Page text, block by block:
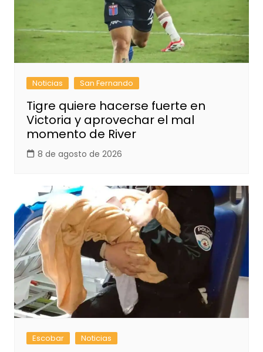
Noticias San Fernando
Tigre quiere hacerse fuerte en
Victoria y aprovechar el mal
momento de River
8 de agosto de 2026
Escobar Noticias